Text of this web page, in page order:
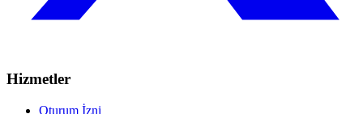
Hizmetler
Oturum İzni